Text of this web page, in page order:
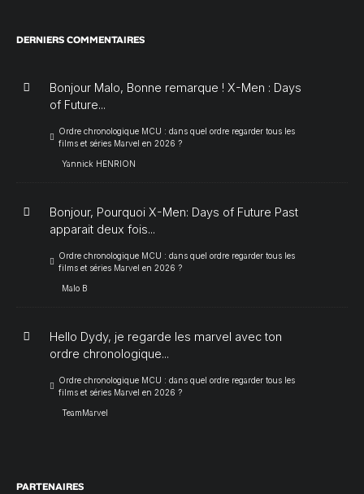
DERNIERS COMMENTAIRES
Bonjour Malo, Bonne remarque ! X-Men : Days
of Future...
Ordre chronologique MCU : dans quel ordre regarder tous les
films et séries Marvel en 2026 ?
Yannick HENRION
Bonjour, Pourquoi X-Men: Days of Future Past
apparait deux fois...
Ordre chronologique MCU : dans quel ordre regarder tous les
films et séries Marvel en 2026 ?
Malo B
Hello Dydy, je regarde les marvel avec ton
ordre chronologique...
Ordre chronologique MCU : dans quel ordre regarder tous les
films et séries Marvel en 2026 ?
TeamMarvel
PARTENAIRES